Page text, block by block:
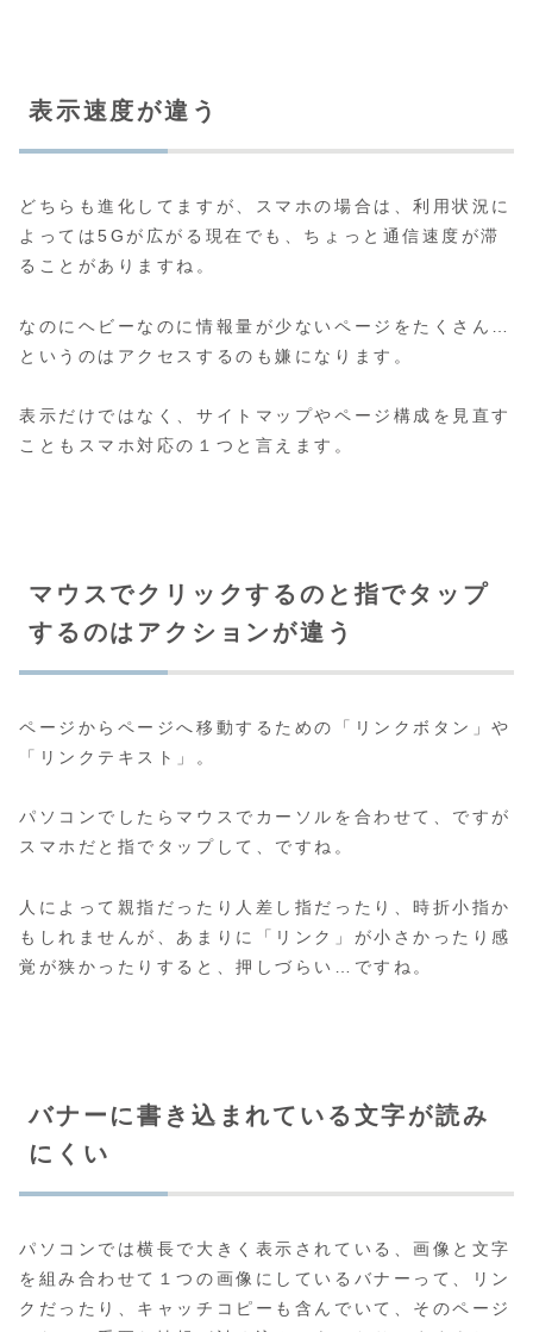
表示速度が違う
どちらも進化してますが、スマホの場合は、利用状況に
よっては5Gが広がる現在でも、ちょっと通信速度が滞
ることがありますね。
なのにヘビーなのに情報量が少ないページをたくさん…
というのはアクセスするのも嫌になります。
表示だけではなく、サイトマップやページ構成を見直す
こともスマホ対応の１つと言えます。
マウスでクリックするのと指でタップ
するのはアクションが違う
ページからページへ移動するための「リンクボタン」や
「リンクテキスト」。
パソコンでしたらマウスでカーソルを合わせて、ですが
スマホだと指でタップして、ですね。
人によって親指だったり人差し指だったり、時折小指か
もしれませんが、あまりに「リンク」が小さかったり感
覚が狭かったりすると、押しづらい…ですね。
バナーに書き込まれている文字が読み
にくい
パソコンでは横長で大きく表示されている、画像と文字
を組み合わせて１つの画像にしているバナーって、リン
クだったり、キャッチコピーも含んでいて、そのページ